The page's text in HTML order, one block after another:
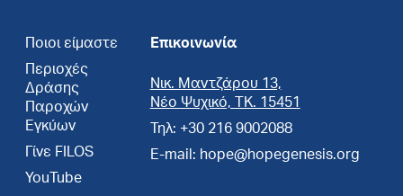
Ποιοι είμαστε
Περιοχές
Δράσης
Παροχών
Εγκύων
Γίνε FILOS
YouTube
Επικοινωνία
Νικ. Μαντζάρου 13,
Νέο Ψυχικό, ΤΚ. 15451
Τηλ: +30 216 9002088
E-mail: hope@hopegenesis.org